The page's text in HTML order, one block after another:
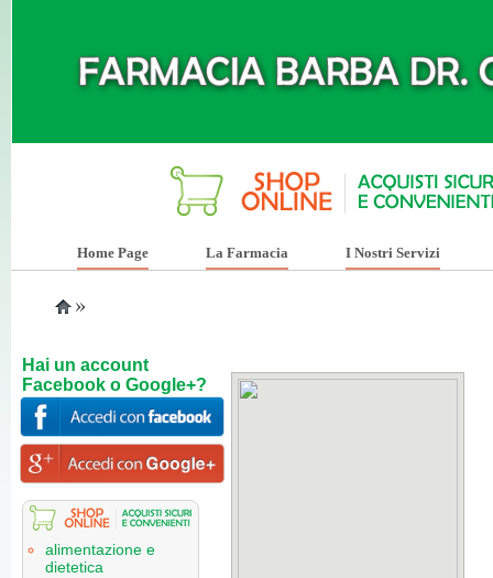
Hai un account
Facebook o Google+?
alimentazione e
dietetica
Home Page La Farmacia I Nostri Servizi
»